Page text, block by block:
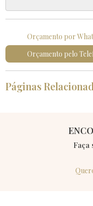
Orçamento por
Orçamento pelo
Páginas
Faça